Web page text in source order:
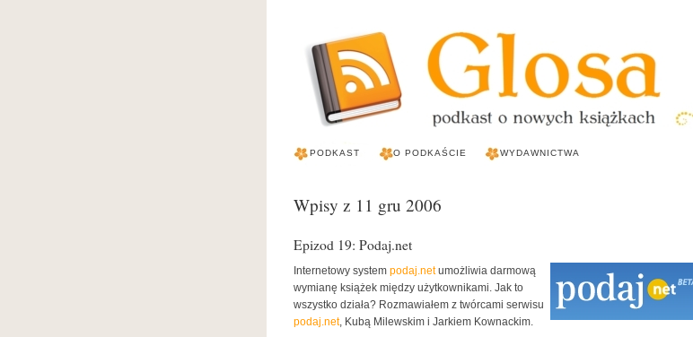
PODKAST O PODKAŚCIE WYDAWNICTWA
Wpisy z 11 gru 2006
Epizod 19: Podaj.net
Internetowy system podaj.netumożliwia darmową
wymianę książek między użytkownikami. Jak to
wszystko działa? Rozmawiałem z twórcami serwisu
podaj.net, Kubą Milewskim i Jarkiem Kownackim.